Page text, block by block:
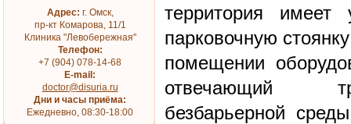
Адрес: г. Омск,
пр-кт Комарова, 11/1
Клиника "Левобережная"
Телефон:
+7 (904) 078-14-68
E-mail:
doctor@disuria.ru
Дни и часы приёма:
Ежедневно, 08:30-18:00
территория
парковочную
помещении
отвечающий
безбарьерной